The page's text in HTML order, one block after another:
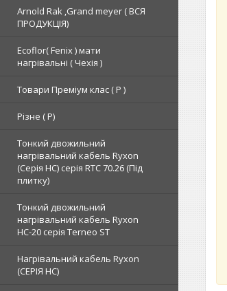
Arnold Rak ,Grand meyer ( ВСЯ
ПРОДУКЦІЯ)
Ecoflor( Fenix ) мати
нагрівальні ( Чехія )
Товари Преміум клас ( Р )
Різне ( Р)
Тонкий двожильний
нагрівальний кабель Ryxon
(Серія НС) серія RTC 70.26 (Під
плитку)
Тонкий двожильний
нагрівальний кабель Ryxon
HC-20 серія Terneo ST
Нагрівальний кабель Ryxon
(СЕРІЯ НС)